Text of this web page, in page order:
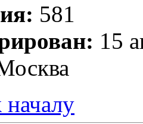
581
15
началу